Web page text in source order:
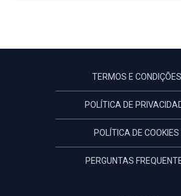
TERMOS E CONDIÇÕES
POLÍTICA DE
POLÍTICA DE COOKIES
PERGUNTAS